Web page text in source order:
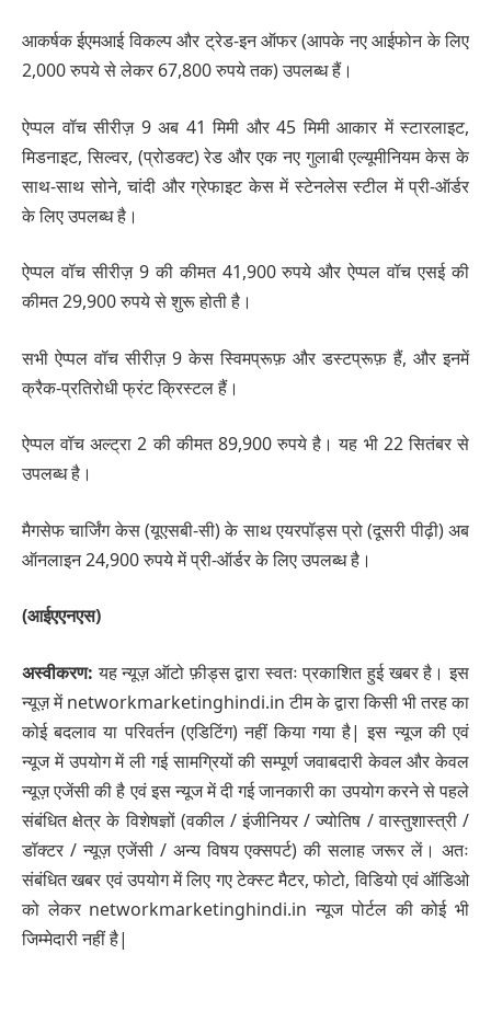
आकर्षक ईएमआई विकल्प और ट्रेड-इन ऑफर (आपके नए आईफोन के लिए
2,000 रुपये से लेकर 67,800 रुपये तक) उपलब्ध हैं।
ऐप्पल वॉच सीरीज़ 9 अब 41 मिमी और 45 मिमी आकार में स्टारलाइट,
मिडनाइट, सिल्वर, (प्रोडक्ट) रेड और एक नए गुलाबी एल्यूमीनियम केस के
साथ-साथ सोने, चांदी और ग्रेफाइट केस में स्टेनलेस स्टील में प्री-ऑर्डर
के लिए उपलब्ध है।
ऐप्पल वॉच सीरीज़ 9 की कीमत 41,900 रुपये और ऐप्पल वॉच एसई की
कीमत 29,900 रुपये से शुरू होती है।
सभी ऐप्पल वॉच सीरीज़ 9 केस स्विमप्रूफ़ और डस्टप्रूफ़ हैं, और इनमें
क्रैक-प्रतिरोधी फ्रंट क्रिस्टल हैं।
ऐप्पल वॉच अल्‍ट्रा 2 की कीमत 89,900 रुपये है। यह भी 22 सितंबर से
उपलब्ध है।
मैगसेफ चार्जिंग केस (यूएसबी‐सी) के साथ एयरपॉड्स प्रो (दूसरी पीढ़ी) अब
ऑनलाइन 24,900 रुपये में प्री-ऑर्डर के लिए उपलब्ध है।
(आईएएनएस)
अस्वीकरण: यह न्यूज़ ऑटो फ़ीड्स द्वारा स्वतः प्रकाशित हुई खबर है। इस
न्यूज़ में networkmarketinghindi.in टीम के द्वारा किसी भी तरह का
कोई बदलाव या परिवर्तन (एडिटिंग) नहीं किया गया है| इस न्यूज की एवं
न्यूज में उपयोग में ली गई सामग्रियों की सम्पूर्ण जवाबदारी केवल और केवल
न्यूज़ एजेंसी की है एवं इस न्यूज में दी गई जानकारी का उपयोग करने से पहले
संबंधित क्षेत्र के विशेषज्ञों (वकील / इंजीनियर / ज्योतिष / वास्तुशास्त्री /
डॉक्टर / न्यूज़ एजेंसी / अन्य विषय एक्सपर्ट) की सलाह जरूर लें। अतः
संबंधित खबर एवं उपयोग में लिए गए टेक्स्ट मैटर, फोटो, विडियो एवं ऑडिओ
को लेकर networkmarketinghindi.in न्यूज पोर्टल की कोई भी
जिम्मेदारी नहीं है|